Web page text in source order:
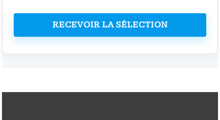
RECEVOIR LA SÉLECTION